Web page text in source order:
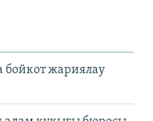
бойкот жариялау